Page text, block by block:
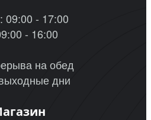
09:00 - 17:00
- 16:00
на обед
дни